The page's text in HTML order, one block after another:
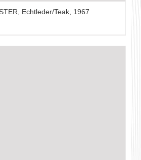
Echtleder/Teak, 1967